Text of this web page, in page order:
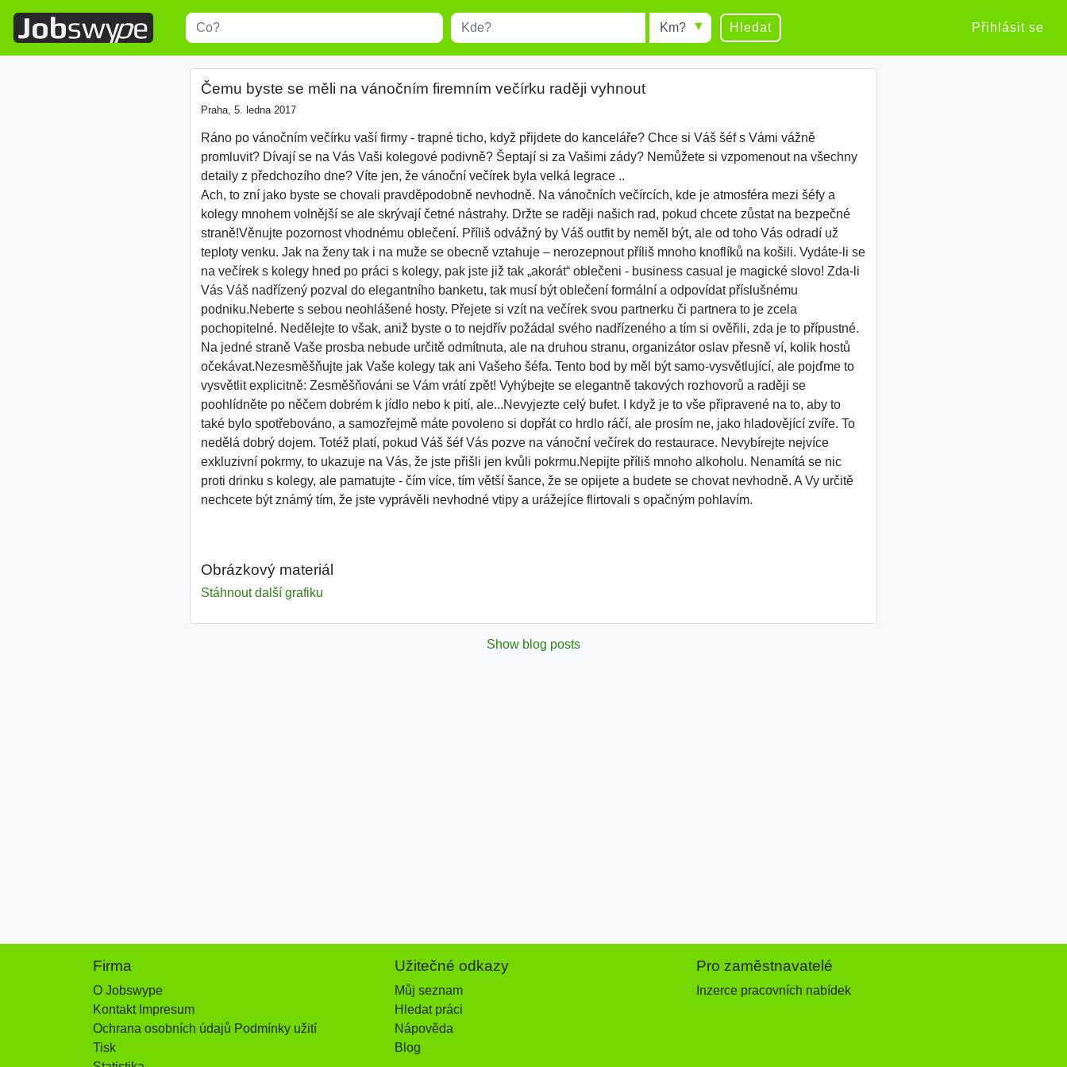
Title Místo
results.
Radius Hledat Přihlásit se
Čemu byste se měli na vánočním firemním večírku raději vyhnout
Praha, 5. ledna 2017
Ráno po vánočním večírku vaší firmy - trapné ticho, když přijdete do kanceláře? Chce si Váš šéf s Vámi vážně
promluvit? Dívají se na Vás Vaši kolegové podivně? Šeptají si za Vašimi zády? Nemůžete si vzpomenout na všechny
detaily z předchozího dne? Víte jen, že vánoční večírek byla velká legrace ..
Ach, to zní jako byste se chovali pravděpodobně nevhodně. Na vánočních večírcích, kde je atmosféra mezi šéfy a
kolegy mnohem volnější se ale skrývají četné nástrahy. Držte se raději našich rad, pokud chcete zůstat na bezpečné
straně!Věnujte pozornost vhodnému oblečení. Příliš odvážný by Váš outfit by neměl být, ale od toho Vás odradí už
teploty venku. Jak na ženy tak i na muže se obecně vztahuje – nerozepnout příliš mnoho knoflíků na košili. Vydáte-li se
na večírek s kolegy hned po práci s kolegy, pak jste již tak „akorát“ oblečeni - business casual je magické slovo! Zda-li
Vás Váš nadřízený pozval do elegantního banketu, tak musí být oblečení formální a odpovídat příslušnému
podniku.Neberte s sebou neohlášené hosty. Přejete si vzít na večírek svou partnerku či partnera to je zcela
pochopitelné. Nedělejte to však, aniž byste o to nejdřív požádal svého nadřízeného a tím si ověřili, zda je to přípustné.
Na jedné straně Vaše prosba nebude určitě odmítnuta, ale na druhou stranu, organizátor oslav přesně ví, kolik hostů
očekávat.Nezesměšňujte jak Vaše kolegy tak ani Vašeho šéfa. Tento bod by měl být samo-vysvětlující, ale pojďme to
vysvětlit explicitně: Zesměšňováni se Vám vrátí zpět! Vyhýbejte se elegantně takových rozhovorů a raději se
poohlídněte po něčem dobrém k jídlo nebo k pití, ale...Nevyjezte celý bufet. I když je to vše připravené na to, aby to
také bylo spotřebováno, a samozřejmě máte povoleno si dopřát co hrdlo ráčí, ale prosím ne, jako hladovějící zvíře. To
nedělá dobrý dojem. Totéž platí, pokud Váš šéf Vás pozve na vánoční večírek do restaurace. Nevybírejte nejvíce
exkluzivní pokrmy, to ukazuje na Vás, že jste přišli jen kvůli pokrmu.Nepijte příliš mnoho alkoholu. Nenamítá se nic
proti drinku s kolegy, ale pamatujte - čím více, tím větší šance, že se opijete a budete se chovat nevhodně. A Vy určitě
nechcete být známý tím, že jste vyprávěli nevhodné vtipy a urážejíce flirtovali s opačným pohlavím.
Obrázkový materiál
Stáhnout další grafiku
Show blog posts
Firma
O Jobswype
Kontakt Impresum
Ochrana osobních údajů Podmínky užití
Tisk
Užitečné odkazy
Můj seznam
Hledat práci
Nápověda
Blog
Pro zaměstnavatelé
Inzerce pracovních nabídek